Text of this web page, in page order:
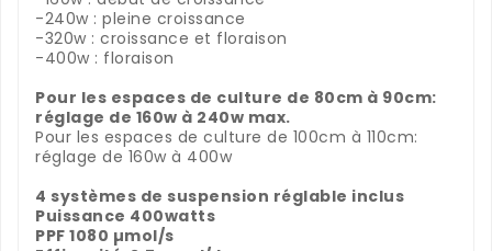
-240w : pleine croissance
-320w : croissance et floraison
-400w : floraison
Pour les espaces de culture de 80cm à 90cm:
réglage de 160w à 240w max.
Pour les espaces de culture de 100cm à 110cm:
réglage de 160w à 400w
4 systèmes de suspension réglable inclus
Puissance 400watts
PPF 1080 µmol/s